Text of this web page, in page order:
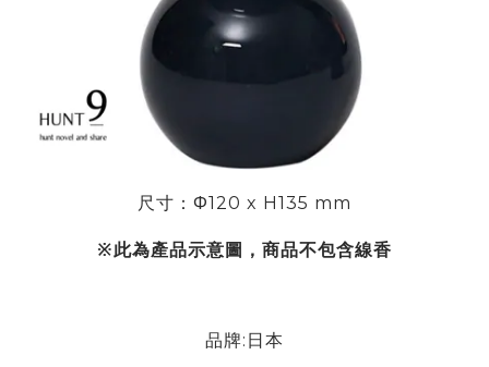
尺寸：Φ120 x H135 mm
※此為產品示意圖，商品不包含線香
品牌:日本